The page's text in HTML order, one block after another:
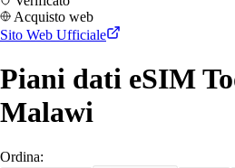
Acquisto web
Sito Web Ufficiale
Piani dati eSIM
Malawi
Ordina: